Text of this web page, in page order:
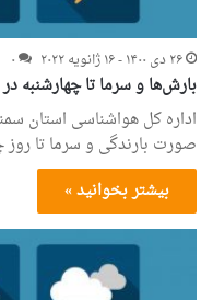
۲۶ دی ۱۴۰۰ - ۱۶ ژانویه ۲۰۲۲
۰
بارش‌ها و سرما تا چهارشنبه
اداره کل هواشناسی استان
صورت بارندگی و سرما تا روز
بیشتر بخوانید »